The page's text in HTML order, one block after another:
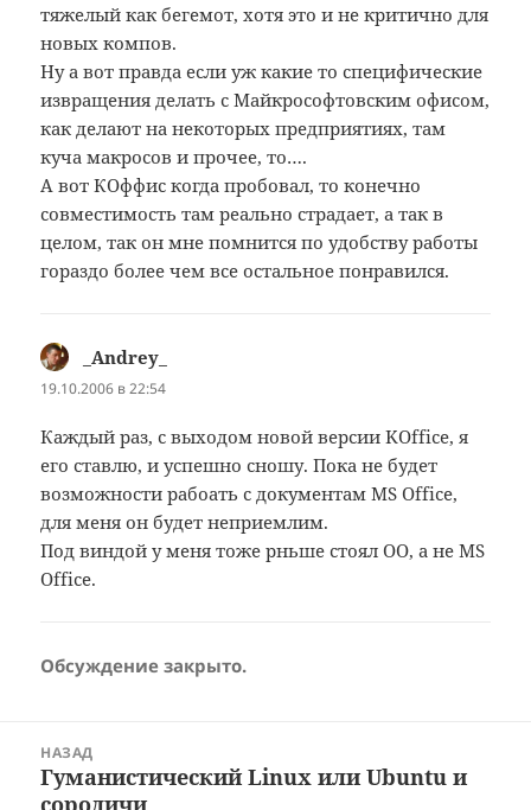
тяжелый как бегемот, хотя это и не критично для
новых компов.
Ну а вот правда если уж какие то специфические
извращения делать с Майкрософтовским офисом,
как делают на некоторых предприятиях, там
куча макросов и прочее, то….
А вот КОффис когда пробовал, то конечно
совместимость там реально страдает, а так в
целом, так он мне помнится по удобству работы
гораздо более чем все остальное понравился.
_Andrey_
19.10.2006 в 22:54
Каждый раз, с выходом новой версии KOffice, я
его ставлю, и успешно сношу. Пока не будет
возможности рабоать с документам MS Office,
для меня он будет неприемлим.
Под виндой у меня тоже рньше стоял OO, а не MS
Office.
Обсуждение закрыто.
записям
НАЗАД
Предыдущая
запись:
Гуманистический Linux или Ubuntu и
сородичи